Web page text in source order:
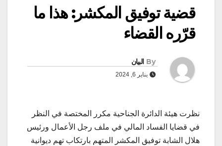
قضية توفيق المكشر: هذا ما
قرّره القضاء
By البيان
يناير 6, 2024
نظرت هيئة الدائرة الجناحية مكرر المختصة في النظر
في قضايا الفساد المالي في ملف رجل الأعمال ورئيس
هلال الشابة توفيق المكشر المتهم بارتكاب تهم ديوانية